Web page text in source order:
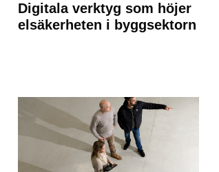
Digitala verktyg som höjer
elsäkerheten i byggsektorn